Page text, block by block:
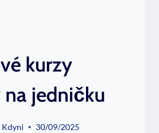
kurzy
jedničku
Kdyni 30/09/2025